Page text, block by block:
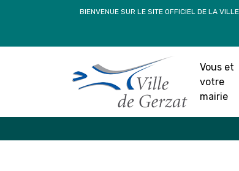
BIENVENUE SUR LE SITE OFFICIEL DE LA
Vous et
votre
mairie